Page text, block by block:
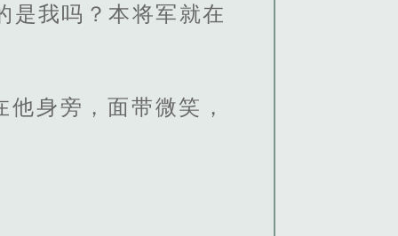
是我吗？本将军就在
身旁，面带微笑，